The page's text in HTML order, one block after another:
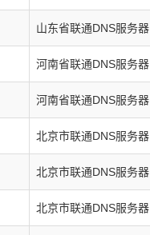
山东省联通DNS服务器
河南省联通DNS服务器
河南省联通DNS服务器
北京市联通DNS服务器
北京市联通DNS服务器
北京市联通DNS服务器